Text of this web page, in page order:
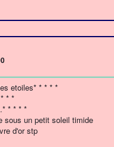
etoiles* * * * *
* *
* * * *
sous un petit soleil timide
d'or stp